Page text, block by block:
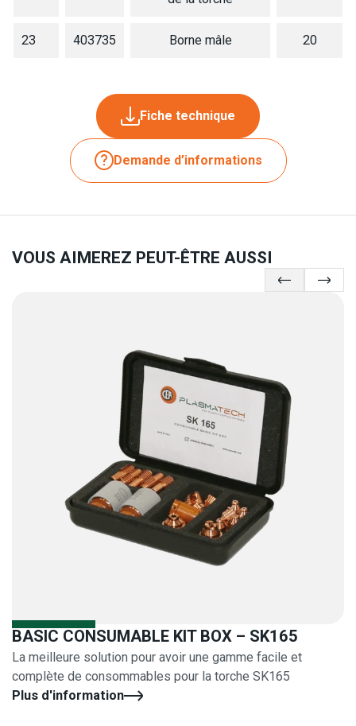
23 403735 Borne mâle 20
Fiche technique
Demande d’informations
VOUS AIMEREZ PEUT-ÊTRE AUSSI
BASIC CONSUMABLE KIT BOX – SK165
La meilleure solution pour avoir une gamme facile et
complète de consommables pour la torche SK165
Plus d'information